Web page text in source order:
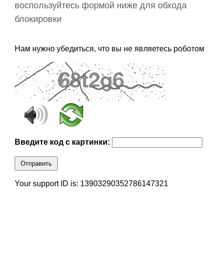
воспользуйтесь формой ниже для обхода
блокировки
Нам нужно убедиться, что вы не являетесь роботом
Введите код с картинки:
Отправить
Your support ID is: 13903290352786147321